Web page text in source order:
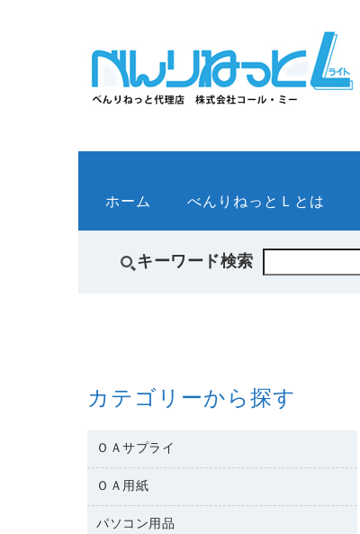
ホーム べんりねっとＬとは
キーワード検索
カテゴリーから探す
ＯＡサプライ
互換インクカートリッジ
ＯＡ用紙
名刺用紙
パソコン用品